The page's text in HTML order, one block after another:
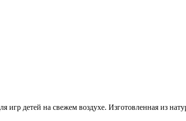
детей на свежем воздухе. Изготовленная из